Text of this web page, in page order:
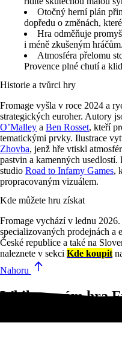
Otočný herní plán
dopředu o změnách,
Hra odměňuje
i méně zkušeným hráčům.
Atmosféra přelomu
Provence plné chutí a
Historie a tvůrci hry
Fromage vyšla v roce 2024 a
strategických euroher. Autory
O’Malley a Ben Rosset, kteří
tematickými prvky. Ilustrace
Zhovba, jenž hře vtiskl
pastvin a kamenných
studio Road to Infamy Games,
propracovaným vizuálem.
Kde můžete hru získat
Fromage vychází v lednu
specializovaných prodejnách a
České republice a také na
naleznete v sekci Kde koupit
Nahoru
Líbila se vám hra